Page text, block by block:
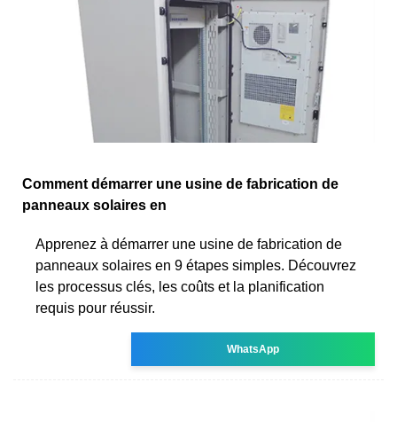
Comment démarrer une usine de fabrication de
panneaux solaires en
Apprenez à démarrer une usine de fabrication de
panneaux solaires en 9 étapes simples. Découvrez
les processus clés, les coûts et la planification
requis pour réussir.
WhatsApp